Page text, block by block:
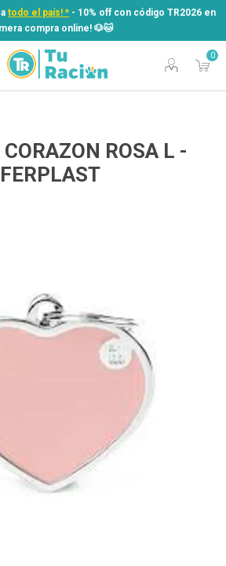
todo el país! * - 10% off con código TR2026 en
compra online! ​🐶​🐱
0
atodo el país! *
- 10% off con código TR2026 en
compra online! ​🐶​🐱
ROSA L -
FERPLAST